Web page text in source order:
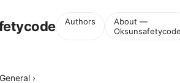
Authors
About —
General ›